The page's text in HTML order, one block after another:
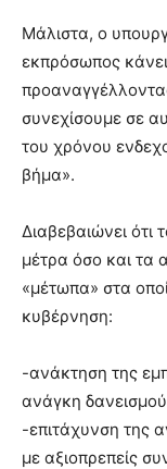
Μάλιστα, ο
εκπρόσωπος
συνεχίσουμε σε
του χρόνου
βήμα».
Διαβεβαιώνει
μέτρα όσο και τα
«μέτωπα» στα
κυβέρνηση:
-ανάκτηση της
ανάγκη
-επιτάχυνση της
με αξιοπρεπείς